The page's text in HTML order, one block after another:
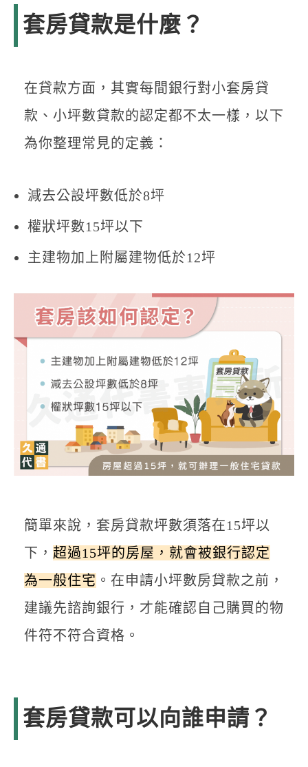
套房貸款是什麼？
在貸款方面，其實每間銀行對小套房貸
款、小坪數貸款的認定都不太一樣，以下
為你整理常見的定義：
減去公設坪數低於8坪
權狀坪數15坪以下
主建物加上附屬建物低於12坪
簡單來說，套房貸款坪數須落在15坪以
下， 超過15坪的房屋，就會被銀行認定
為一般住宅 。在申請小坪數房貸款之前，
建議先諮詢銀行，才能確認自己購買的物
件符不符合資格。
套房貸款可以向誰申請？